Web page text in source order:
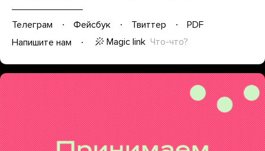
Телеграм Фейсбук Твиттер
PDF
Напишите нам
Magic link Что-что?